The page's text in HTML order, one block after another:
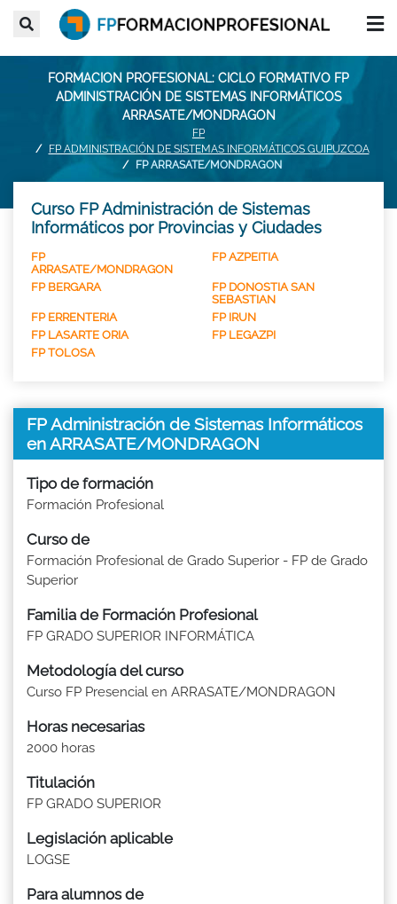
FORMACION PROFESIONAL: CICLO FORMATIVO FP
ADMINISTRACIÓN DE SISTEMAS INFORMÁTICOS
ARRASATE/MONDRAGON
FP
FP ADMINISTRACIÓN DE SISTEMAS INFORMÁTICOS GUIPUZCOA
FP ARRASATE/MONDRAGON
Curso FP Administración de Sistemas
Informáticos por Provincias y Ciudades
FP
ARRASATE/MONDRAGON
FP AZPEITIA
FP BERGARA
FP DONOSTIA SAN
SEBASTIAN
FP ERRENTERIA
FP IRUN
FP LASARTE ORIA
FP LEGAZPI
FP TOLOSA
FP Administración de Sistemas Informáticos
en ARRASATE/MONDRAGON
Tipo de formación
Formación Profesional
Curso de
Formación Profesional de Grado Superior - FP de Grado
Superior
Familia de Formación Profesional
FP GRADO SUPERIOR INFORMÁTICA
Metodología del curso
Curso FP Presencial en ARRASATE/MONDRAGON
Horas necesarias
2000 horas
Titulación
FP GRADO SUPERIOR
Legislación aplicable
LOGSE
Para alumnos de